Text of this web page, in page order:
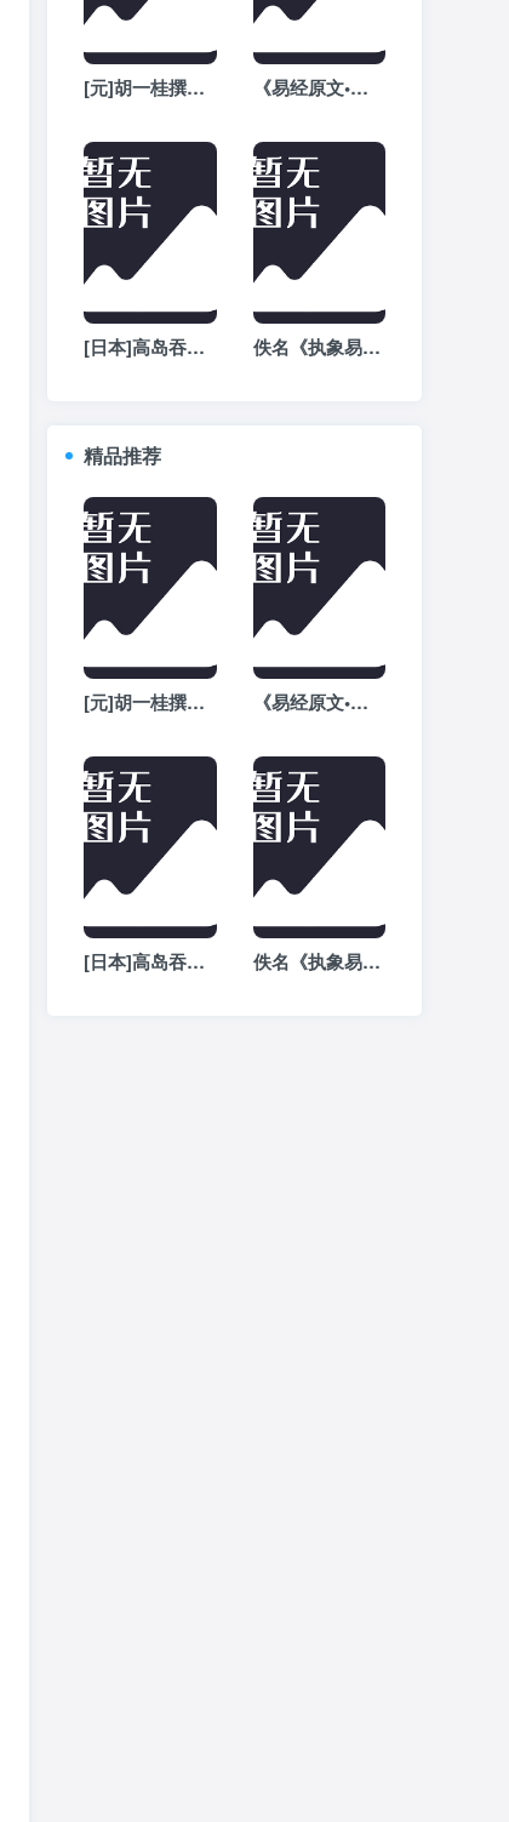
[元]胡一桂撰《周易启蒙翼传外篇》全文在线阅读 《易经原文•繁体版》全文完整版
[日本]高岛吞象《高岛断易》全文阅读 佚名《执象易注》-周易白话文注解全文在线阅读
精品推荐
[元]胡一桂撰《周易启蒙翼传外篇》全文在线阅读 《易经原文•繁体版》全文完整版
[日本]高岛吞象《高岛断易》全文阅读 佚名《执象易注》-周易白话文注解全文在线阅读